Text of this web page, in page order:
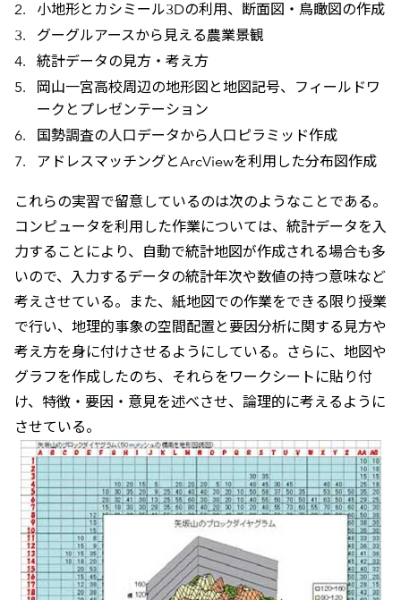
小地形とカシミール3Dの利用、断面図・鳥瞰図の作成
グーグルアースから見える農業景観
統計データの見方・考え方
岡山一宮高校周辺の地形図と地図記号、フィールドワ
ークとプレゼンテーション
国勢調査の人口データから人口ピラミッド作成
アドレスマッチングとArcViewを利用した分布図作成
これらの実習で留意しているのは次のようなことである。
コンピュータを利用した作業については、統計データを入
力することにより、自動で統計地図が作成される場合も多
いので、入力するデータの統計年次や数値の持つ意味など
考えさせている。また、紙地図での作業をできる限り授業
で行い、地理的事象の空間配置と要因分析に関する見方や
考え方を身に付けさせるようにしている。さらに、地図や
グラフを作成したのち、それらをワークシートに貼り付
け、特徴・要因・意見を述べさせ、論理的に考えるように
させている。